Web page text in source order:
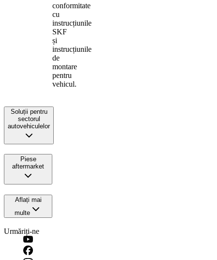
conformitate
cu
instrucțiunile
SKF
și
instrucțiunile
de
montare
pentru
vehicul.
Soluții pentru
sectorul
autovehiculelor
Piese
aftermarket
Aflați mai
multe
Urmăriți-ne